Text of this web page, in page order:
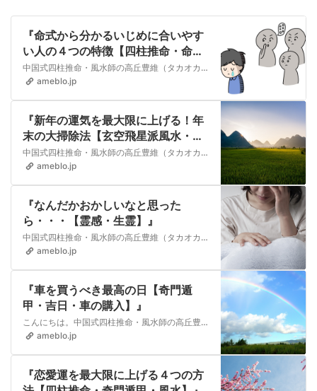
『命式から分かるいじめに合いやす
い人の４つの特徴【四柱推命・命
式】』
中国式四柱推命・風水師の高丘豊維（タカオカユイ）です。 今日はいじめ問題について触れていきたいと思います。 私は普段、ほとんどテレビを見ることはないのですが、…
ameblo.jp
『新年の運気を最大限に上げる！年
末の大掃除法【玄空飛星派風水・風
水】』
中国式四柱推命・風水師の高丘豊維（タカオカユイ）です。 クリスマスも終わって今年もあともうすぐですね。年末といえば大掃除です。 皆さんは大掃除は毎年しっかりや…
ameblo.jp
『なんだかおかしいなと思った
ら・・・【霊感・生霊】』
中国式四柱推命・風水師の高丘豊維（タカオカユイ）です。 元気なのになんだか体がおかしいな・・・と思ったことはありませんか？思ったように体が動かない、重たい。 …
ameblo.jp
『車を買うべき最高の日【奇門遁
甲・吉日・車の購入】』
こんにちは。中国式四柱推命・風水師の高丘豊維（タカオカユイ）です。 今日は 車を購入することであなたの運気に影響を与えて、場合によっては不幸を招く可能性がある…
ameblo.jp
『恋愛運を最大限に上げる４つの方